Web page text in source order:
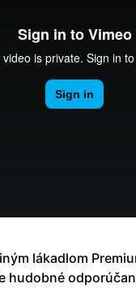
lákadlom
hudobné